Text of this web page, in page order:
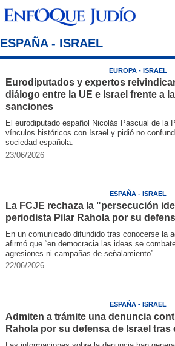
ESPAÑA - ISRAEL
EUROPA - ISRAEL
Eurodiputados y expertos
diálogo entre la UE e Israel frente a
sanciones
El eurodiputado español Nicolás Pascual de la
vínculos históricos con Israel y pidió no
sociedad española.
23/06/2026
ESPAÑA - ISRAEL
La FCJE rechaza la "persecución
periodista Pilar Rahola por su
En un comunicado difundido tras conocerse la
afirmó que “en democracia las ideas se
agresiones ni campañas de señalamiento”.
22/06/2026
ESPAÑA - ISRAEL
Admiten a trámite una denuncia
Rahola por su defensa de Israel tras